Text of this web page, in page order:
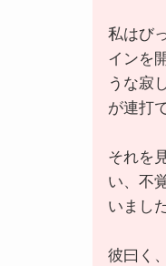
私はび
インを
うな寂
が連打
それを
い、不
いました
彼曰く